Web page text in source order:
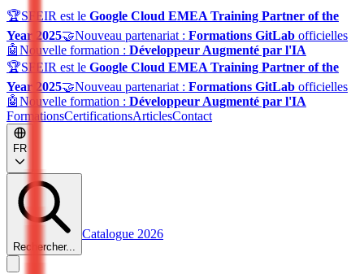
🏆SFEIR est le Google Cloud EMEA Training Partner of the
Year 2025🤝Nouveau partenariat : Formations GitLab officielles
🤖Nouvelle formation : Développeur Augmenté par l'IA
🏆SFEIR est le Google Cloud EMEA Training Partner of the
Year 2025🤝Nouveau partenariat : Formations GitLab officielles
🤖Nouvelle formation : Développeur Augmenté par l'IA
FormationsCertificationsArticlesContact
FR
Rechercher...
Catalogue 2026